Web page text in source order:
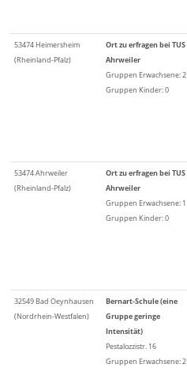
53474 Heimersheim
(Rheinland-Pfalz)
Ort zu erfragen bei TUS
Ahrweiler
Gruppen Erwachsene: 2
Gruppen Kinder: 0
53474 Ahrweiler
(Rheinland-Pfalz)
Ort zu erfragen bei TUS
Ahrweiler
Gruppen Erwachsene: 1
Gruppen Kinder: 0
32549 Bad Oeynhausen
(Nordrhein-Westfalen)
Bernart-Schule (eine
Gruppe geringe
Intensität)
Pestalozzistr. 16
Gruppen Erwachsene: 2